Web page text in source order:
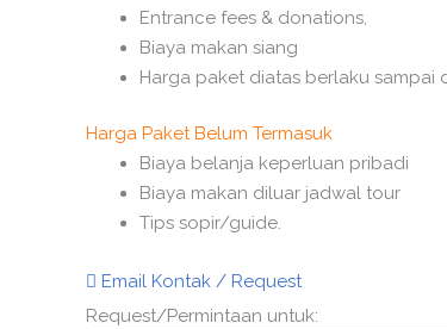
Entrance fees & donations,
Biaya makan siang
Harga paket diatas berlaku sampai
Harga Paket Belum Termasuk
Biaya belanja keperluan pribadi
Biaya makan diluar jadwal tour
Tips sopir/guide.
Email Kontak / Request
Request/Permintaan untuk: